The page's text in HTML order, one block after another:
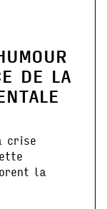
DE LA
crise
la